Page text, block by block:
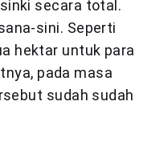
secara total.
sini. Seperti
hektar untuk para
pada masa
sudah sudah